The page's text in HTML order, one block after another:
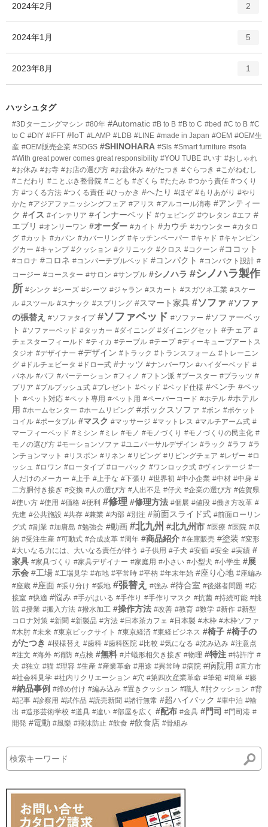
ー
2024年2月
ー
2
2024年1月
ー
5
2023年8月
リ
数
1
ハッシュタグ
#3Dターニングマシン #80年 #Automatic #B to B #B to C #bed #C to B #C
to C #DIY #IFFT #IoT #LAMP #LDB #LINE #made in Japan #OEM #OEM生
産 #OEM販売企業 #SDGS #SHINOHARA #Sls #Smart furniture #sofa
#With great power comes great responsibility #YOU TUBE #いす #おしゃれ
#お休み #お寺 #お店の選び方 #お盆休み #がたつき #ぐらつき #こがねむし
#こだわり #ことぶき整骨院 #こども #ざくら #たたみ #つかう責任 #つくり
方 #つくる方法 #つくる責任 #ひっかき #へたり #ほぞ #もりあがり #やり
かた #アジアファニッシングフェア #アリス #アルコール消毒 #アンティー
ク #イス #インテリア #インナーベッド #ウェピング #ウレタン #エフ #
エブリ #オンリーワン #オーダー #カイト #カウチ #カウンター #カタロ
グ #カット #カバン #カバーリング #キッチンペーパー #キャド #キャンピン
グカー #キャンプ #クッション #クリニック #クロス #コクーン #ココット
#コロナ #コロネ #コンバーチブルベッド #コンパクト #コンパクト設計 #
コージー #コースター #サロン #サンプル #シノハラ #シノハラ製作
所 #シンク #シーズ #シーツ #ジャラン #スカート #スガツネ工業 #スケー
ル #スツール #スナック #スプリング #スマート家具 #ソファ #ソファ
の張替え #ソファタイプ #ソファベッド #ソファー #ソファーベッ
ト #ソファーベッド #タッカー #ダイニング #ダイニングセット #チェア #
チェスターフィールド #ティカ #テーブル #テープ #ディーキューブアートス
タジオ #デザイナー #デザイン #トラック #トランスフォーム #トレーニン
グ #ドルチェビータ #ドロー式 #ナッツ #ナンバーワン #ハイダーベッド #
パネル #パフ #パーテーション #フィノ #フトン派 #ブースター #プラッツ #
プリア #プルプッシュ式 #プレゼント #ベッド #ベッド仕様 #ベンチ #ペッ
ト #ペット対応 #ペット専用 #ペット用 #ペーパーコード #ホテル #ホテル
用 #ホームセンター #ホームリビング #ボックスソファ #ボン #ポケット
コイル #ポータブル #マスク #マッサージ #マットレス #マルチアーム式 #
マーフィーベッド #ミシン #ミレ #モノ #モノづくり #モノづくりの民主化 #
モノの選び方 #モーションソファ #ユニバーサルデザイン #ラック #ラフ #ラ
ンチョンマット #リスボン #リネン #リビング #リビングチェア #レザー #ロ
ッシュ #ロワン #ロータイプ #ローバック #ワンロック式 #ヴィンテージ #一
人だけのメーカー #上手 #上手な #下張り #世界初 #中小企業 #中材 #中身 #
二方胴付き接ぎ #交換 #人の選び方 #人出不足 #仔犬 #企業の選び方 #佐賀県
#使い方 #使用 #価格 #便利 #修理 #修理方法 #個展 #値段 #働き方改革 #
先進 #公共施設 #共存 #兼業 #内部 #別注 #前面スライド式 #前面ローリン
グ式 #副業 #加唐島 #勉強会 #動画 #北九州 #北九州市 #医療 #医院 #収
納 #受注生産 #可動式 #合成皮革 #周年 #商品紹介 #在庫販売 #塗装 #変形
#大いなる力には、大いなる責任が伴う #子供用 #子犬 #安価 #安全 #実績 #
家具 #家具づくり #家具デザイナー #家庭用 #小さい #小型犬 #小学生 #展
示会 #工場 #工場見学 #布地 #平常時 #平枘 #年末年始 #座り心地 #座編み
#座蔵 #座面 #張り分け #張地 #張替え #強み #待合室 #後継者問題 #応
接室 #快適 #悩み #手がはいる #手作り #手作りマスク #抗菌 #持続可能 #挑
戦 #授業 #搬入方法 #撥水加工 #操作方法 #改善 #教育 #数学 #新作 #新型
コロナ対策 #新聞 #新製品 #方法 #日本茶カフェ #日本製 #木枠 #木枠ソファ
#木肘 #未来 #東京ビックサイト #東京経済 #東経ビジネス #椅子 #椅子の
がたつき #模様替え #歯科 #歯科医院 #比較 #気になる #沈み込み #注意点
#注文 #海外 #消防 #点検 #無料 #片蟻形相欠き接ぎ #物理 #特注 #特許庁 #
犬 #独立 #猫 #理容 #生産 #産業革命 #用途 #異常時 #病院 #病院用 #直方市
#社会科見学 #社内リクリエーション #穴 #第四次産業革命 #筆箱 #簡単 #籐
#納品事例 #締め付け #編み込み #置きクッション #職人 #肘クッション #背
#記事 #診察用 #試作品 #読売新聞 #諸行無常 #超ハイバック #車中泊 #輸
出 #造形芸術学校 #道具 #違い #部屋を広く #配布 #金具 #門司 #門司港 #
開発 #電動 #風樂 #飛沫防止 #飲食 #飲食店 #骨組み